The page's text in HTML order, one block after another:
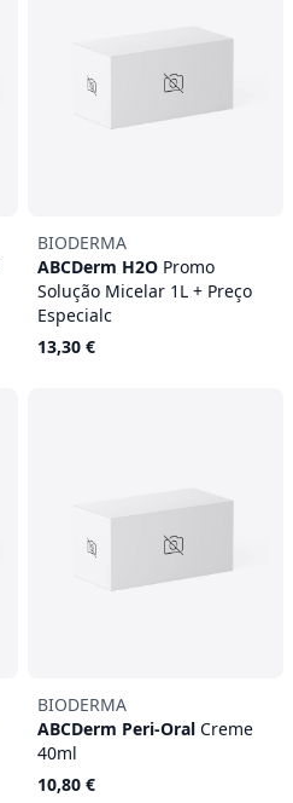
BIODERMA
ABCDerm H2O Promo
Solução Micelar 1L + Preço
Especialc
13,30 €
BIODERMA
ABCDerm Peri-Oral Creme
40ml
10,80 €